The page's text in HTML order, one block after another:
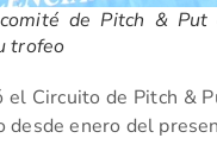
de Pitch & Put
trofeo
Circuito de Pitch &
enero del